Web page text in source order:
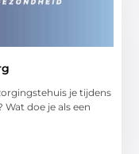
je tijdens
doe je als een